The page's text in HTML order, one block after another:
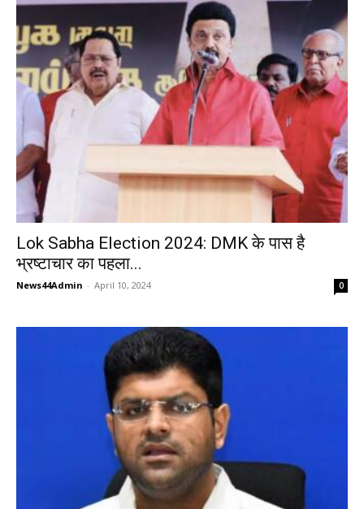
Lok Sabha Election 2024: DMK के पास है
भ्रष्टाचार का पहला...
News44Admin - April 10, 2024 0